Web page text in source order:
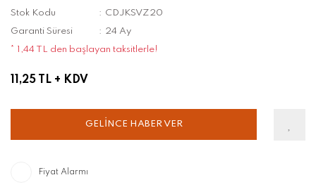
Stok Kodu
CDJKSVZ20
Garanti Süresi
24 Ay
* 1,44 TL den başlayan taksitlerle!
11,25 TL + KDV
GELİNCE HABER VER
Fiyat Alarmı